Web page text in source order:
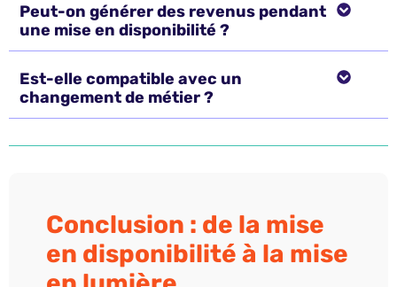
Peut-on générer des revenus pendant
une mise en disponibilité ?
Est-elle compatible avec un
changement de métier ?
Conclusion : de la mise
en disponibilité à la mise